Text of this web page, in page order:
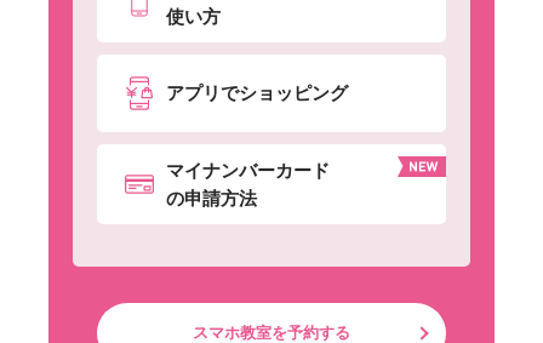
使い方
アプリでショッピング
マイナンバーカード
の申請方法
スマホ教室を予約する